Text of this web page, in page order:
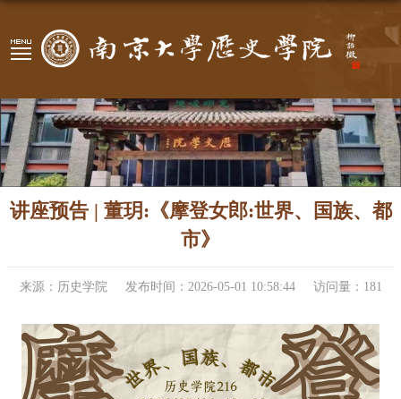
讲座预告 | 董玥:《摩登女郎:世界、国族、都
市》
来源：历史学院 发布时间：2026-05-01 10:58:44 访问量： 181